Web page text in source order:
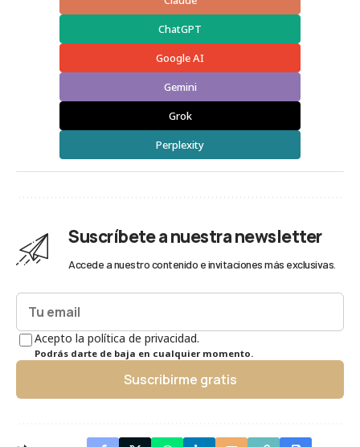
ChatGPT
Google AI
Gemini
Grok
Perplexity
Suscríbete a nuestra newsletter
Accede a nuestro contenido e invitaciones más exclusivas.
Acepto la política de privacidad.
Podrás darte de baja en cualquier momento.
Suscribirme gratis